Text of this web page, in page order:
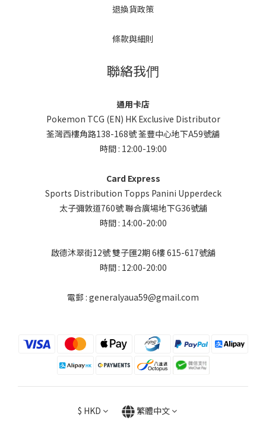
退換貨政策
條款與細則
聯絡我們
通用卡店
Pokemon TCG (EN) HK Exclusive Distributor
荃灣西樓角路138-168號 荃豐中心地下A59號舖
時間 : 12:00-19:00
Card Express
Sports Distribution Topps Panini Upperdeck
太子彌敦道760號 聯合廣場地下G36號舖
時間 : 14:00-20:00
啟德沐翠街12號 雙子匯2期 6樓 615-617號舖
時間 : 12:00-20:00
電郵 : generalyaua59@gmail.com
$ HKD 繁體中文